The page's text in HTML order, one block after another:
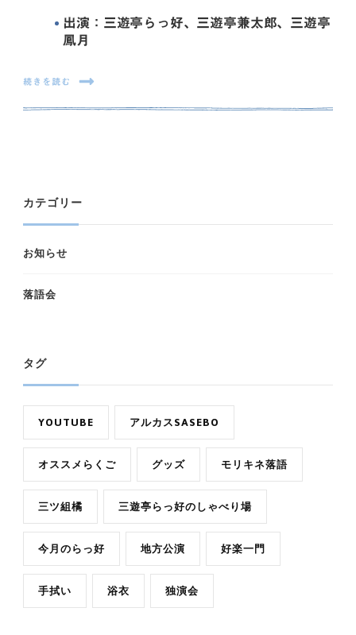
出演：三遊亭らっ好、三遊亭兼太郎、三遊亭
鳳月
続きを読む
カテゴリー
お知らせ
落語会
タグ
YOUTUBE アルカスSASEBO
オススメらくご グッズ モリキネ落語
三ツ組橘 三遊亭らっ好のしゃべり場
今月のらっ好 地方公演 好楽一門
手拭い 浴衣 独演会